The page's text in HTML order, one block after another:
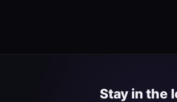
Stay in the